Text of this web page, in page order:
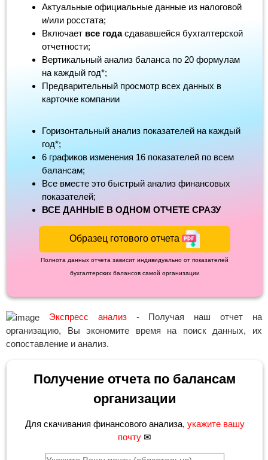
Актуальные официальные данные из налоговой
и/или росстата;
Включает все годасдававшейся бухгалтерской
отчетности;
Вертикальный анализ баланса по 20 формулам
на каждый год*;
Предварительный просмотр всех данных в
карточке компании
Горизонтальный анализ показателей на каждый
год*;
6 графиков изменения 16 показателей по всем
балансам;
Все вместе это быстрый анализ финансовых
показателей;
ВСЕ ДАННЫЕ В ОДНОМ ОТЧЕТЕ СРАЗУ
Образец готового отчета
Полнота данных отчета зависит индивидуально от показателей
бухгалтерских балансов самой организации
Экспресс анализ- Получая наш отчет на
организацию, Вы экономите время на поиск данных, их
сопоставление и анализ.
Получение отчета по балансам
организации
Для скачивания финансового анализа, укажите вашу
почту ✉